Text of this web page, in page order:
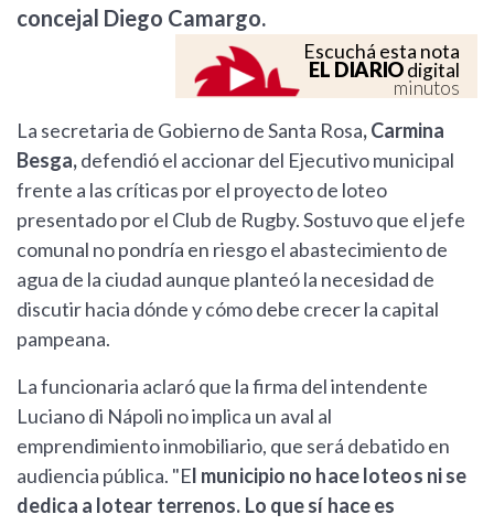
concejal Diego Camargo.
Escuchá esta nota
EL DIARIOdigital
minutos
La secretaria de Gobierno de Santa Rosa, Carmina
Besga,defendió el accionar del Ejecutivo municipal
frente a las críticas por el proyecto de loteo
presentado por el Club de Rugby. Sostuvo que el jefe
comunal no pondría en riesgo el abastecimiento de
agua de la ciudad aunque planteó la necesidad de
discutir hacia dónde y cómo debe crecer la capital
pampeana.
La funcionaria aclaró que la firma del intendente
Luciano di Nápoli no implica un aval al
emprendimiento inmobiliario, que será debatido en
audiencia pública. "El municipio no hace loteos ni se
dedica a lotear terrenos. Lo que sí hace es